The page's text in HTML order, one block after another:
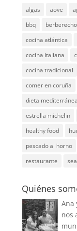
algas aove
bbq
cocina atlántica
cocina italiana
cocina tradicional
comer en coruña
dieta mediterránea
estrella michelin
healthy food
pescado al horno
restaurante
Quiénes
Ana
nos